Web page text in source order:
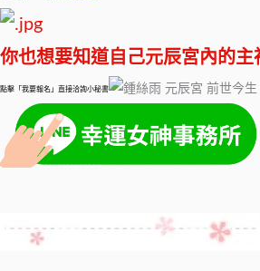
你也想要知道自己元辰宮內的主
點擊「我要報名」直接洽詢小秘書